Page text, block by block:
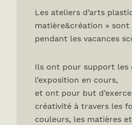
Les ateliers d’arts
matière&création » sont
pendant les vacances
Ils ont pour support les
l’exposition en cours,
et ont pour but
créativité à travers les
couleurs, les matières